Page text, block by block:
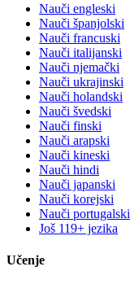
Nauči engleski
Nauči španjolski
Nauči francuski
Nauči italijanski
Nauči njemački
Nauči ukrajinski
Nauči holandski
Nauči švedski
Nauči finski
Nauči arapski
Nauči kineski
Nauči hindi
Nauči japanski
Nauči korejski
Nauči portugalski
Još 119+ jezika
Učenje